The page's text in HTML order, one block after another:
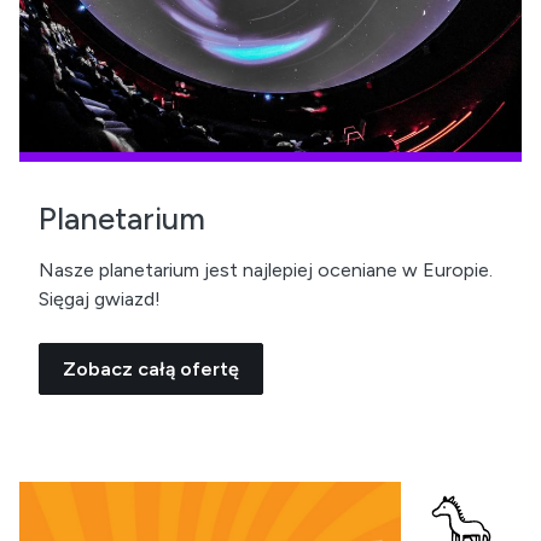
Planetarium
Nasze planetarium jest najlepiej oceniane w Europie.
Sięgaj gwiazd!
Zobacz całą ofertę